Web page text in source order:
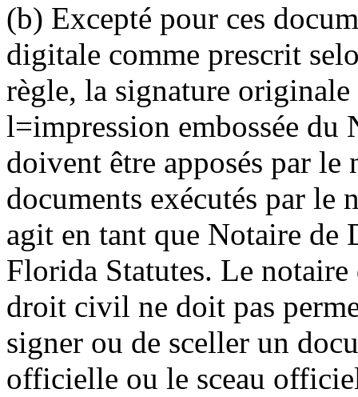
(b) Excepté pour ces
digitale comme prescrit
règle, la signature
l=impression embossée
doivent être apposés par
documents exécutés par
agit en tant que Notaire
Florida Statutes. Le notaire
droit civil ne doit pas
signer ou de sceller un
officielle ou le sceau